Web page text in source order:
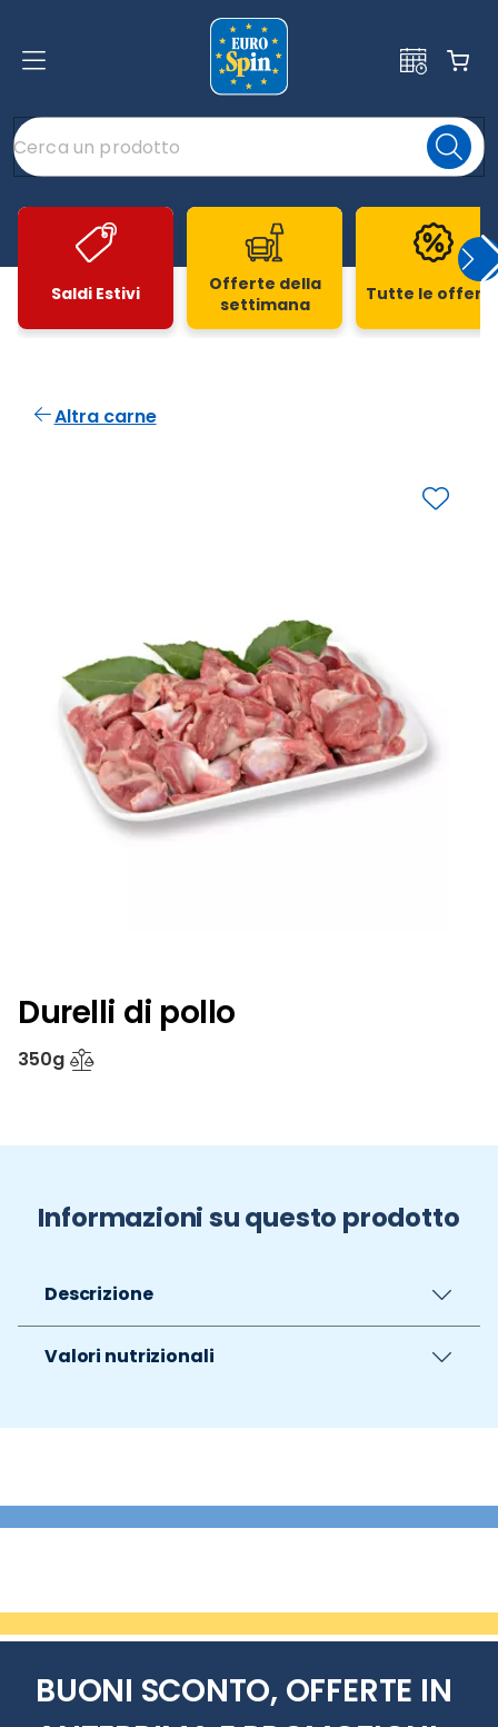
Saldi Estivi
Offerte della
settimana
Tutte le
Altra carne
Durelli di pollo
350g
Informazioni su questo prodotto
Descrizione
Valori nutrizionali
BUONI SCONTO, OFFERTE IN